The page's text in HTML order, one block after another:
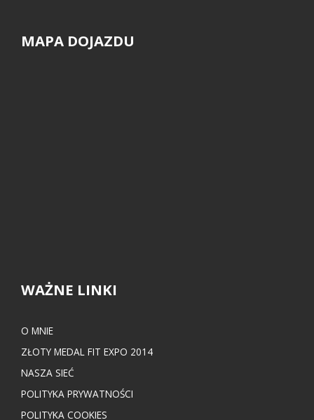
MAPA DOJAZDU
WAŻNE LINKI
O MNIE
ZŁOTY MEDAL FIT EXPO 2014
NASZA SIEĆ
POLITYKA PRYWATNOŚCI
POLITYKA COOKIES